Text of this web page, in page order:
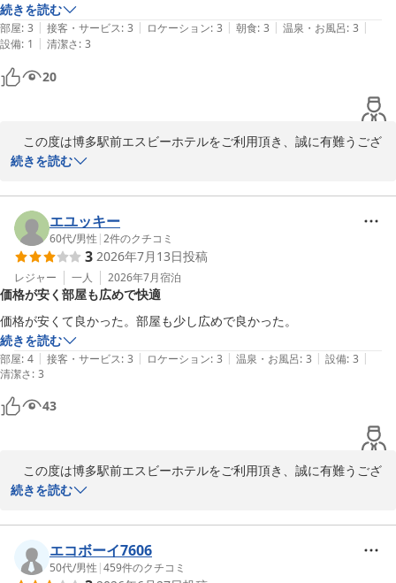
博多駅前エスビーホテル
2026-07-27
続きを読む
部屋: 3 | 接客・サービス: 3 | ロケーション: 3 | 朝食: 3 | 温泉・お風呂: 3 |
設備: 1 | 清潔さ: 3
20
この度は博多駅前エスビーホテルをご利用頂き、誠に有難うござ
います。
これからもお客様にお選び頂けるホテルとなりますようスタッフ一
同精進致します。
福岡へお越しの際は、博多駅前エスビーホテルを宜しくお願い致し
ます。
次回お客様のお越しを心よりお待ち申し上げます。
博多駅前エスビーホテル
2026-07-27
続きを読む
エユッキー
60代/男性 |2件のクチコミ
3 2026年7月13日投稿
レジャー 一人 2026年7月宿泊
価格が安く部屋も広めで快適
価格が安くて良かった。部屋も少し広めで良かった。
続きを読む
部屋: 4 | 接客・サービス: 3 | ロケーション: 3 | 温泉・お風呂: 3 | 設備: 3 |
清潔さ: 3
43
この度は博多駅前エスビーホテルをご利用頂き、誠に有難うござ
います。
す。
お客様の福岡に於ける拠点として、引き続きお選び頂けるホテルと
なりますようこれからも精進致します。
続きを読む
エコボーイ7606
50代/男性 |459件のクチコミ